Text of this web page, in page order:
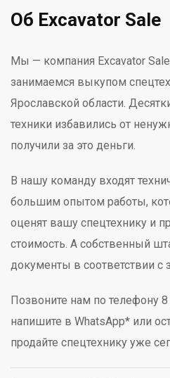
Об Excavator Sale
Мы — компания Excavator
занимаемся выкупом
Ярославской области.
техники избавились от
получили за это деньги.
В нашу команду входят
большим опытом работы,
оценят вашу спецтехнику и
стоимость. А собственный
документы в соответствии с
Позвоните нам по телефону
напишите в WhatsApp* или
продайте спецтехнику уже